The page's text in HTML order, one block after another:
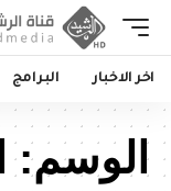
اخر الاخبار البرامج
الوسم: